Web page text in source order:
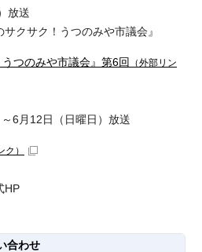
放送
クサク！うつのみや市議会』
うつのみや市議会』第6回
（外部リン
6月12日（日曜日）放送
ク）
HP
合わせ